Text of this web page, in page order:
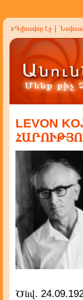
Գլխավոր էջ
LEVON
Ծնվ.